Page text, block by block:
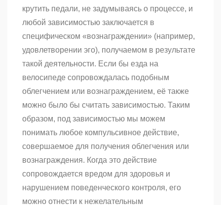
крутить педали, не задумываясь о процессе, и
любой зависимостью заключается в
специфическом «вознаграждении» (например,
удовлетворении эго), получаемом в результате
такой деятельности. Если бы езда на
велосипеде сопровождалась подобным
облегчением или вознаграждением, её также
можно было бы считать зависимостью. Таким
образом, под зависимостью мы можем
понимать любое компульсивное действие,
совершаемое для получения облегчения или
вознаграждения. Когда это действие
сопровождается вредом для здоровья и
нарушением поведенческого контроля, его
можно отнести к нежелательным